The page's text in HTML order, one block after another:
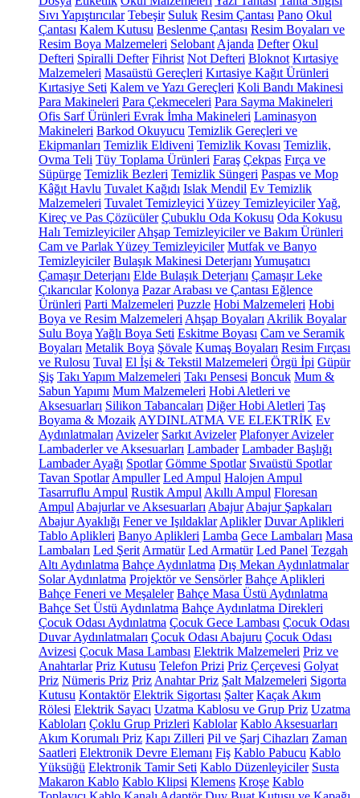
Sıvı Yapıştırıcılar Tebeşir Suluk Resim Çantası Pano Okul
Çantası Kalem Kutusu Beslenme Çantası Resim Boyaları ve
Resim Boya Malzemeleri Selobant Ajanda Defter Okul
Defteri Spiralli Defter Fihrist Not Defteri Bloknot Kırtasiye
Malzemeleri Masaüstü Gereçleri Kırtasiye Kağıt Ürünleri
Kırtasiye Seti Kalem ve Yazı Gereçleri Koli Bandı Makinesi
Para Makineleri Para Çekmeceleri Para Sayma Makineleri
Ofis Sarf Ürünleri Evrak İmha Makineleri Laminasyon
Makineleri Barkod Okuyucu Temizlik Gereçleri ve
Ekipmanları Temizlik Eldiveni Temizlik Kovası Temizlik,
Ovma Teli Tüy Toplama Ürünleri Faraş Çekpas Fırça ve
Süpürge Temizlik Bezleri Temizlik Süngeri Paspas ve Mop
Kâğıt Havlu Tuvalet Kağıdı Islak Mendil Ev Temizlik
Malzemeleri Tuvalet Temizleyici Yüzey TemizleyicilerYağ,
Kireç ve Pas Çözücüler Çubuklu Oda Kokusu Oda Kokusu
Halı Temizleyiciler Ahşap Temizleyiciler ve Bakım Ürünleri
Cam ve Parlak Yüzey Temizleyiciler Mutfak ve Banyo
Temizleyiciler Bulaşık Makinesi Deterjanı Yumuşatıcı
Çamaşır Deterjanı Elde Bulaşık Deterjanı Çamaşır Leke
Çıkarıcılar Kolonya Pazar Arabası ve Çantası Eğlence
Ürünleri Parti Malzemeleri Puzzle Hobi Malzemeleri Hobi
Boya ve Resim Malzemeleri Ahşap Boyaları Akrilik Boyalar
Sulu Boya Yağlı Boya Seti Eskitme Boyası Cam ve Seramik
Boyaları Metalik Boya Şövale Kumaş Boyaları Resim Fırçası
ve Rulosu Tuval El İşi & Tekstil Malzemeleri Örgü İpi Güpür
Şiş Takı Yapım Malzemeleri Takı Pensesi Boncuk Mum &
Sabun Yapımı Mum Malzemeleri Hobi Aletleri ve
Aksesuarları Silikon Tabancaları Diğer Hobi Aletleri Taş
Boyama & Mozaik AYDINLATMA VE ELEKTRİK Ev
Aydınlatmaları Avizeler Sarkıt Avizeler Plafonyer Avizeler
Lambaderler ve Aksesuarları Lambader Lambader Başlığı
Lambader Ayağı Spotlar Gömme Spotlar Sıvaüstü Spotlar
Tavan Spotlar Ampuller Led Ampul Halojen Ampul
Tasarruflu Ampul Rustik Ampul Akıllı Ampul Floresan
Ampul Abajurlar ve Aksesuarları Abajur Abajur Şapkaları
Abajur Ayaklığı Fener ve Işıldaklar Aplikler Duvar Aplikleri
Tablo Aplikleri Banyo Aplikleri Lamba Gece Lambaları Masa
Lambaları Led Şerit Armatür Led Armatür Led Panel Tezgah
Altı Aydınlatma Bahçe Aydınlatma Dış Mekan Aydınlatmalar
Solar Aydınlatma Projektör ve Sensörler Bahçe Aplikleri
Bahçe Feneri ve Meşaleler Bahçe Masa Üstü Aydınlatma
Bahçe Set Üstü Aydınlatma Bahçe Aydınlatma Direkleri
Çocuk Odası Aydınlatma Çocuk Gece Lambası Çocuk Odası
Duvar Aydınlatmaları Çocuk Odası Abajuru Çocuk Odası
Avizesi Çocuk Masa Lambası Elektrik Malzemeleri Priz ve
Anahtarlar Priz Kutusu Telefon Prizi Priz Çerçevesi Golyat
Priz Nümeris Priz Priz Anahtar Priz Şalt Malzemeleri Sigorta
Kutusu Kontaktör Elektrik Sigortası Şalter Kaçak Akım
Rölesi Elektrik Sayacı Uzatma Kablosu ve Grup Priz Uzatma
Kabloları Çoklu Grup Prizleri Kablolar Kablo Aksesuarları
Akım Korumalı Priz Kapı Zilleri Pil ve Şarj Cihazları Zaman
Saatleri Elektronik Devre Elemanı Fiş Kablo Pabucu Kablo
Yüksüğü Elektronik Tamir Seti Kablo Düzenleyiciler Susta
Makaron Kablo Kablo Klipsi Klemens Kroşe Kablo